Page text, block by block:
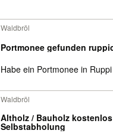
Waldbröl
Portmonee gefunden
Habe ein Portmonee in
Waldbröl
Altholz / Bauholz
Selbstabholung